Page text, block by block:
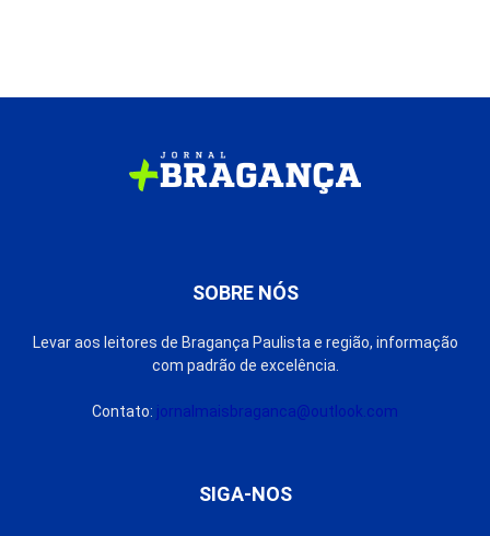
SOBRE NÓS
Levar aos leitores de Bragança Paulista e região, informação
com padrão de excelência.
Contato: jornalmaisbraganca@outlook.com
SIGA-NOS